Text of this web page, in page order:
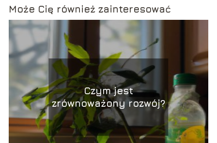
Może Cię również zainteresować
Czym jest
zrównoważony rozwój?